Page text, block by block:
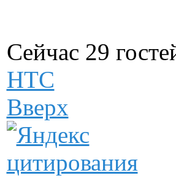
Сейчас 29
НТС
Вверх